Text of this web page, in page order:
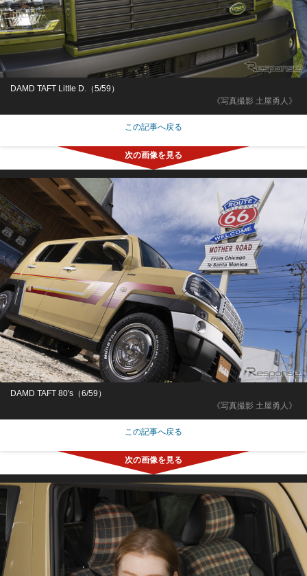
《写真撮影 土屋勇人》
DAMD TAFT Little D.（5/59）
この記事へ戻る
《写真撮影 土屋勇人》
DAMD TAFT 80's（6/59）
この記事へ戻る